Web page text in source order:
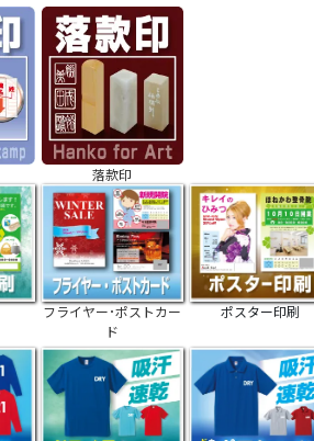
落款印
フライヤー･ポストカー
ド
ポスター印刷